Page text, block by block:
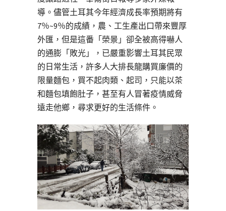
導。儘管土耳其今年經濟成長率預期將有
7％~9％的成績，農、工生產出口帶來豐厚
外匯，但是這番「榮景」卻全被高得嚇人
的通膨「敗光」，已嚴重影響土耳其民眾
的日常生活，許多人大排長龍購買廉價的
限量麵包，買不起肉類、起司，只能以茶
和麵包填飽肚子，甚至有人冒著疫情威脅
遠走他鄉，尋求更好的生活條件。